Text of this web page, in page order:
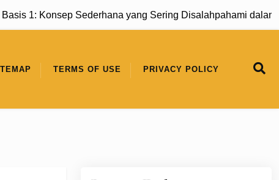
1: Konsep Sederhana yang Sering Disalahpahami dalam
TERMS OF USE PRIVACY POLICY